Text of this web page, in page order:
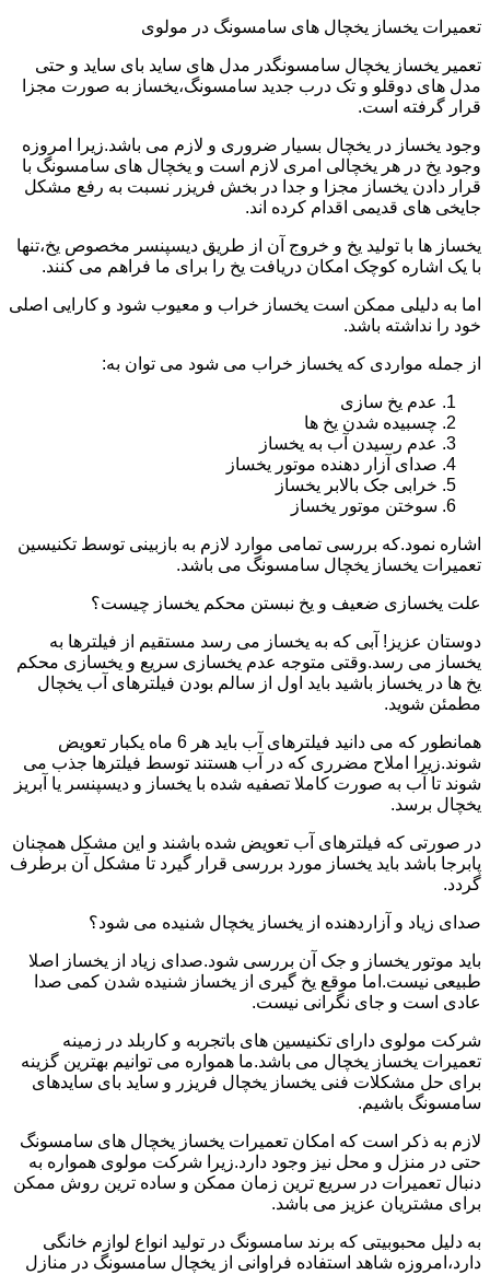
تعمیرات یخساز یخچال های سامسونگ در مولوی
تعمیر یخساز یخچال سامسونگدر مدل های ساید بای ساید و حتی
مدل های دوقلو و تک درب جدید سامسونگ،یخساز به صورت مجزا
قرار گرفته است.
وجود یخساز در یخچال بسیار ضروری و لازم می باشد.زیرا امروزه
وجود یخ در هر یخچالی امری لازم است و یخچال های سامسونگ با
قرار دادن یخساز مجزا و جدا در بخش فریزر نسبت به رفع مشکل
جایخی های قدیمی اقدام کرده اند.
یخساز ها با تولید یخ و خروج آن از طریق دیسپنسر مخصوص یخ،تنها
با یک اشاره کوچک امکان دریافت یخ را برای ما فراهم می کنند.
اما به دلیلی ممکن است یخساز خراب و معیوب شود و کارایی اصلی
خود را نداشته باشد.
از جمله مواردی که یخساز خراب می شود می توان به:
عدم یخ سازی
چسبیده شدن یخ ها
عدم رسیدن آب به یخساز
صدای آزار دهنده موتور یخساز
خرابی جک بالابر یخساز
سوختن موتور یخساز
اشاره نمود.که بررسی تمامی موارد لازم به بازبینی توسط تکنیسین
تعمیرات یخساز یخچال سامسونگ می باشد.
علت یخسازی ضعیف و یخ نبستن محکم یخساز چیست؟
دوستان عزیز! آبی که به یخساز می رسد مستقیم از فیلترها به
یخساز می رسد.وقتی متوجه عدم یخسازی سریع و یخسازی محکم
یخ ها در یخساز باشید باید اول از سالم بودن فیلترهای آب یخچال
مطمئن شوید.
همانطور که می دانید فیلترهای آب باید هر 6 ماه یکبار تعویض
شوند.زیرا املاح مضرری که در آب هستند توسط فیلترها جذب می
شوند تا آب به صورت کاملا تصفیه شده با یخساز و دیسپنسر یا آبریز
یخچال برسد.
در صورتی که فیلترهای آب تعویض شده باشند و این مشکل همچنان
پابرجا باشد باید یخساز مورد بررسی قرار گیرد تا مشکل آن برطرف
گردد.
صدای زیاد و آزاردهنده از یخساز یخچال شنیده می شود؟
باید موتور یخساز و جک آن بررسی شود.صدای زیاد از یخساز اصلا
طبیعی نیست.اما موقع یخ گیری از یخساز شنیده شدن کمی صدا
عادی است و جای نگرانی نیست.
شرکت مولوی دارای تکنیسین های باتجربه و کاربلد در زمینه
تعمیرات یخساز یخچال می باشد.ما همواره می توانیم بهترین گزینه
برای حل مشکلات فنی یخساز یخچال فریزر و ساید بای سایدهای
سامسونگ باشیم.
لازم به ذکر است که امکان تعمیرات یخساز یخچال های سامسونگ
حتی در منزل و محل نیز وجود دارد.زیرا شرکت مولوی همواره به
دنبال تعمیرات در سریع ترین زمان ممکن و ساده ترین روش ممکن
برای مشتریان عزیز می باشد.
به دلیل محبوبیتی که برند سامسونگ در تولید انواع لوازم خانگی
دارد،امروزه شاهد استفاده فراوانی از یخچال سامسونگ در منازل